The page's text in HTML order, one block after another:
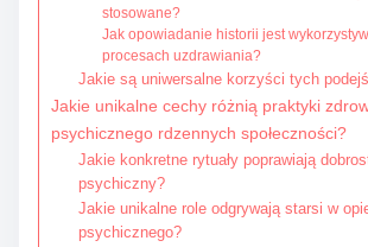
stosowane?
Jak opowiadanie historii jest
procesach uzdrawiania?
Jakie są uniwersalne korzyści tych
Jakie unikalne cechy różnią praktyki
psychicznego rdzennych społeczności?
Jakie konkretne rytuały poprawiają
psychiczny?
Jakie unikalne role odgrywają starsi w
psychicznego?